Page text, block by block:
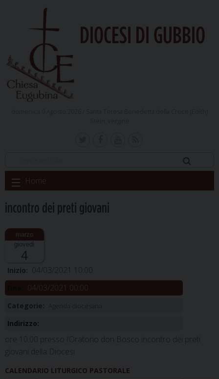
DIOCESI DI GUBBIO
Skip
to
Home
incontro dei preti giovani
giovedì
4
Inizio: 04/03/2021 10:00
04/03/2021 00:00
Categorie:
Indirizzo:
ore 10.00 presso l’Oratorio don Bosco incontro dei preti
giovani della Diocesi
CALENDARIO LITURGICO PASTORALE